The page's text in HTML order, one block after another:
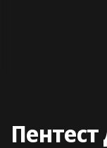
Пентест